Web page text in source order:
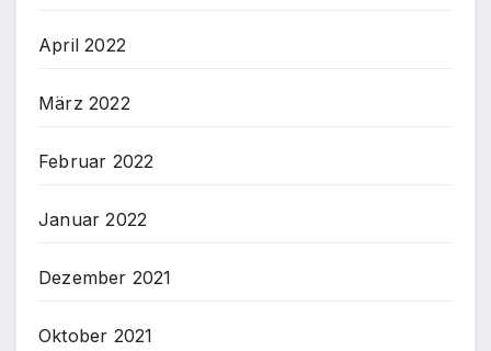
April 2022
März 2022
Februar 2022
Januar 2022
Dezember 2021
Oktober 2021